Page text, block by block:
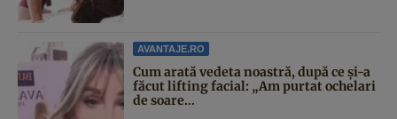
AVANTAJE.RO
Cum arată vedeta noastră, după ce și-a
făcut lifting facial: „Am purtat ochelari
de soare...